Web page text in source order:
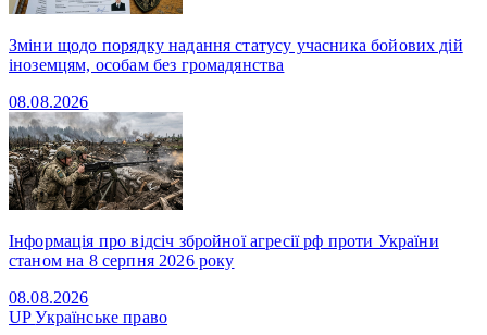
Зміни щодо порядку надання статусу учасника бойових дій
іноземцям, особам без громадянства
08.08.2026
Інформація про відсіч збройної агресії рф проти України
станом на 8 серпня 2026 року
08.08.2026
UPУкраїнське право